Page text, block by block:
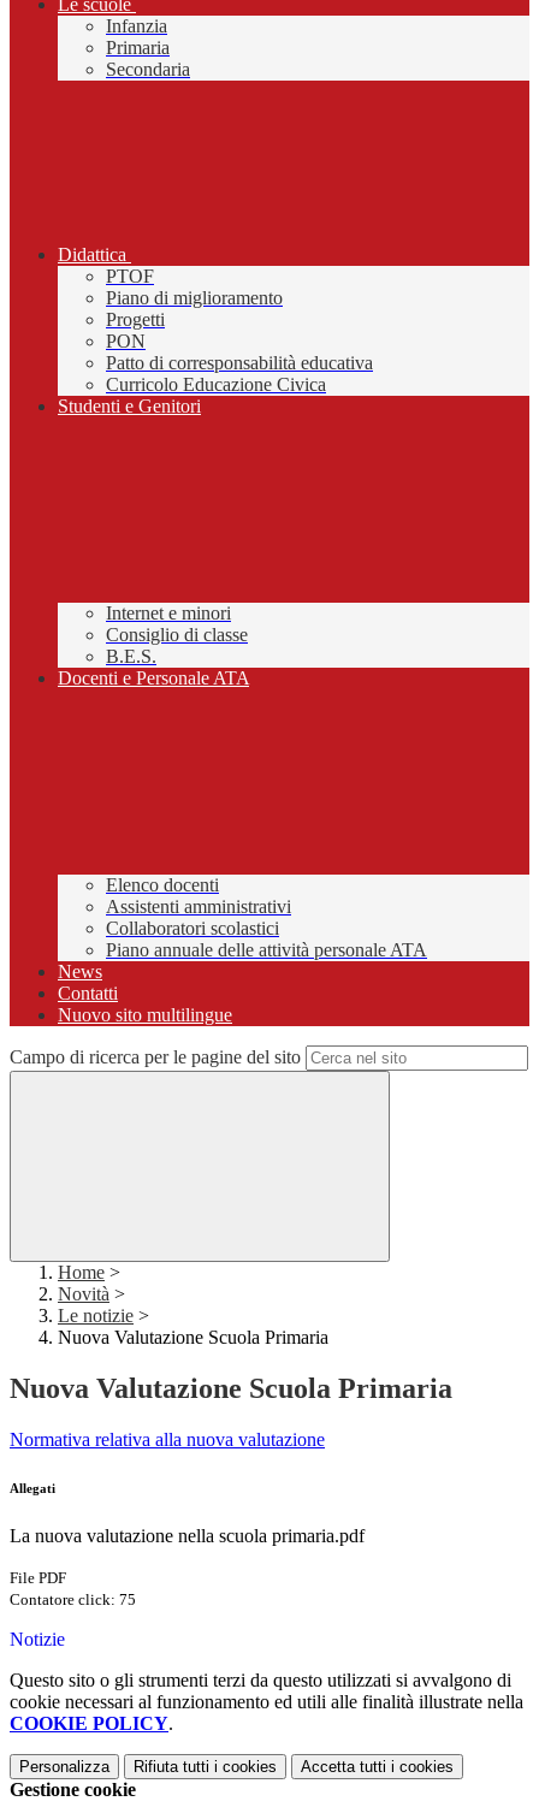
Le scuole
Infanzia
Primaria
Secondaria
Didattica
PTOF
Piano di miglioramento
Progetti
PON
Patto di corresponsabilità educativa
Curricolo Educazione Civica
Studenti e Genitori
Internet e minori
Consiglio di classe
B.E.S.
Docenti e Personale ATA
Elenco docenti
Assistenti amministrativi
Collaboratori scolastici
Piano annuale delle attività personale ATA
News
Contatti
Nuovo sito multilingue
Campo di ricerca per le pagine del sito
Home >
Novità >
Le notizie >
Nuova Valutazione Scuola Primaria
Nuova Valutazione Scuola Primaria
Normativa relativa alla nuova valutazione
Allegati
La nuova valutazione nella scuola primaria.pdf
File PDF
Contatore click: 75
Notizie
Questo sito o gli strumenti terzi da questo utilizzati si avvalgono di
cookie necessari al funzionamento ed utili alle finalità illustrate nella
COOKIE POLICY.
Personalizza Rifiuta tutti i cookies Accetta tutti i cookies
Gestione cookie